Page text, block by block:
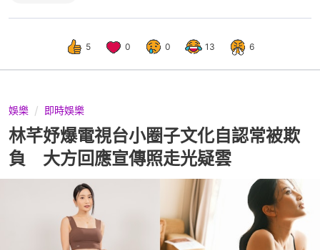
5 0 0 13 6
娛樂 即時娛樂
林芊妤爆電視台小圈子文化自認常被欺
負 大方回應宣傳照走光疑雲